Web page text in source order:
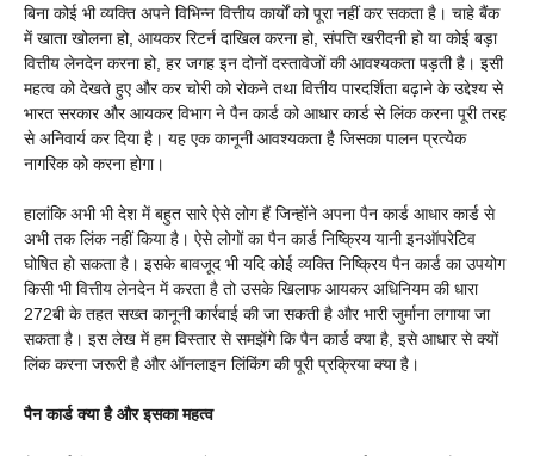
बिना कोई भी व्यक्ति अपने विभिन्न वित्तीय कार्यों को पूरा नहीं कर सकता है। चाहे बैंक
में खाता खोलना हो, आयकर रिटर्न दाखिल करना हो, संपत्ति खरीदनी हो या कोई बड़ा
वित्तीय लेनदेन करना हो, हर जगह इन दोनों दस्तावेजों की आवश्यकता पड़ती है। इसी
महत्व को देखते हुए और कर चोरी को रोकने तथा वित्तीय पारदर्शिता बढ़ाने के उद्देश्य से
भारत सरकार और आयकर विभाग ने पैन कार्ड को आधार कार्ड से लिंक करना पूरी तरह
से अनिवार्य कर दिया है। यह एक कानूनी आवश्यकता है जिसका पालन प्रत्येक
नागरिक को करना होगा।
हालांकि अभी भी देश में बहुत सारे ऐसे लोग हैं जिन्होंने अपना पैन कार्ड आधार कार्ड से
अभी तक लिंक नहीं किया है। ऐसे लोगों का पैन कार्ड निष्क्रिय यानी इनऑपरेटिव
घोषित हो सकता है। इसके बावजूद भी यदि कोई व्यक्ति निष्क्रिय पैन कार्ड का उपयोग
किसी भी वित्तीय लेनदेन में करता है तो उसके खिलाफ आयकर अधिनियम की धारा
272बी के तहत सख्त कानूनी कार्रवाई की जा सकती है और भारी जुर्माना लगाया जा
सकता है। इस लेख में हम विस्तार से समझेंगे कि पैन कार्ड क्या है, इसे आधार से क्यों
लिंक करना जरूरी है और ऑनलाइन लिंकिंग की पूरी प्रक्रिया क्या है।
पैन कार्ड क्या है और इसका महत्व